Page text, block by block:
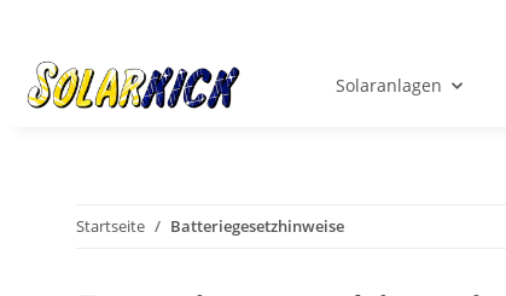
Solaranlagen
Startseite Batteriegesetzhinweise